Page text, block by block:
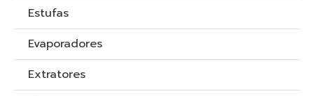
Estufas
Evaporadores
Extratores